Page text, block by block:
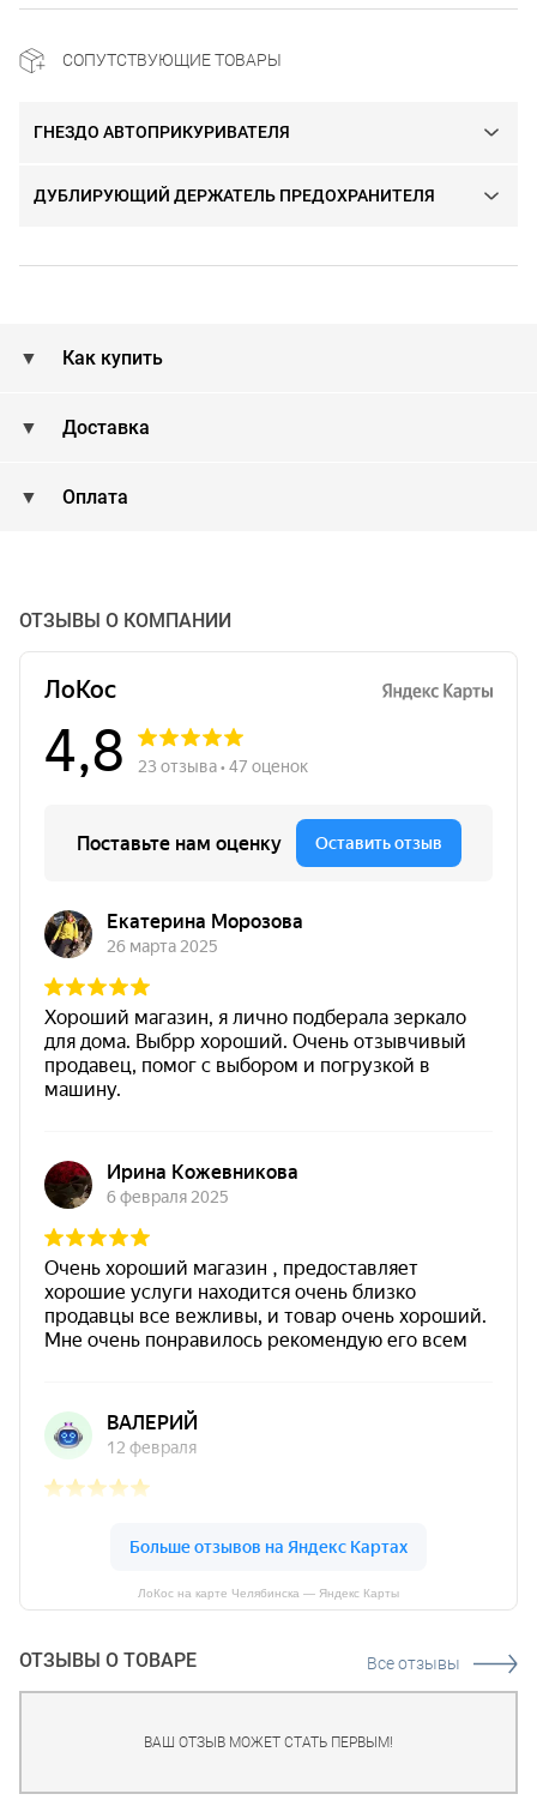
СОПУТСТВУЮЩИЕ ТОВАРЫ
ГНЕЗДО АВТОПРИКУРИВАТЕЛЯ
ДУБЛИРУЮЩИЙ ДЕРЖАТЕЛЬ ПРЕДОХРАНИТЕЛЯ
Как купить
Доставка
Оплата
ОТЗЫВЫ О КОМПАНИИ
ЛоКос на карте Челябинска — Яндекс Карты
ОТЗЫВЫ О ТОВАРЕ Все отзывы
ВАШ ОТЗЫВ МОЖЕТ СТАТЬ ПЕРВЫМ!